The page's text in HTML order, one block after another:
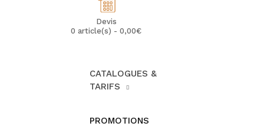
Devis
0 article(s) - 0,00€
CATALOGUES &
TARIFS
PROMOTIONS